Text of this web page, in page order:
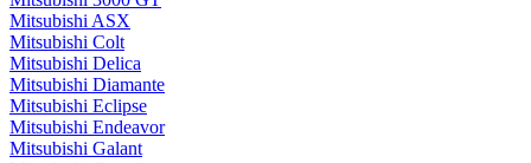
Mitsubishi ASX
Mitsubishi Colt
Mitsubishi Delica
Mitsubishi Diamante
Mitsubishi Eclipse
Mitsubishi Endeavor
Mitsubishi Galant